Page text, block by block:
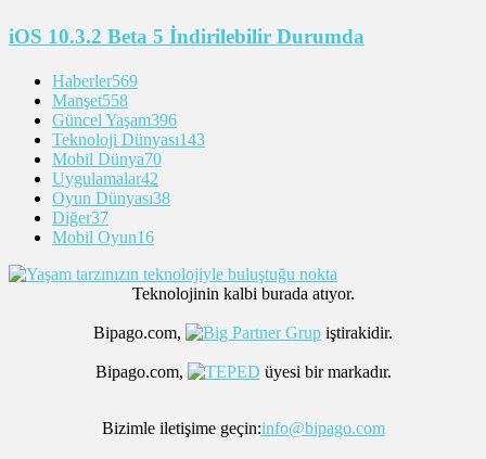
iOS 10.3.2 Beta 5 İndirilebilir Durumda
Haberler569
Manşet558
Güncel Yaşam396
Teknoloji Dünyası143
Mobil Dünya70
Uygulamalar42
Oyun Dünyası38
Diğer37
Mobil Oyun16
Teknolojinin kalbi burada atıyor.
Bipago.com, iştirakidir.
Bipago.com, üyesi bir markadır.
Bizimle iletişime geçin:info@bipago.com